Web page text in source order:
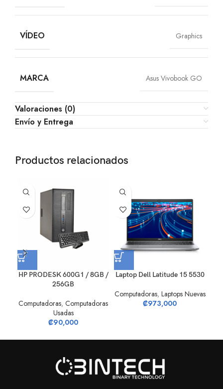
VÍDEO Graphics
MARCA Asus Vivobook GO
Valoraciones (0)
Envío y Entrega
Productos relacionados
HP PRODESK 600G1 / 8GB /
256GB
Computadoras, Computadoras
Usadas
₡90,000
Laptop Dell Latitude 15 5530
Computadoras, Laptops Nuevas
₡973,000